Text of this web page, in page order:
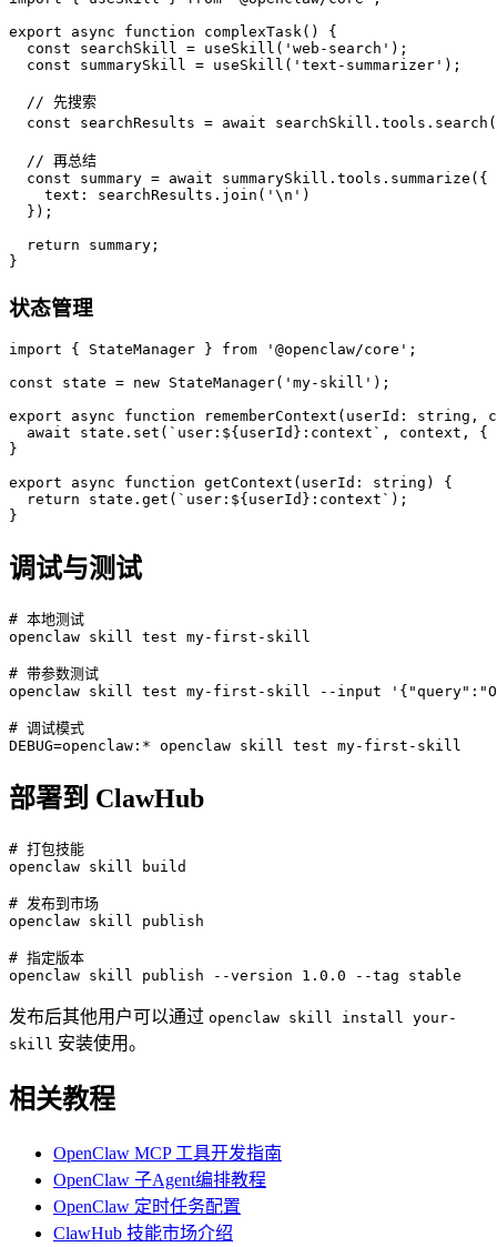
export async function complexTask() {
  const searchSkill = useSkill('web-search');
  const summarySkill = useSkill('text-summarizer');
  // 先搜索
const searchResults = await
  // 再总结
  const summary = await summarySkill.tools.summarize({
    text: searchResults.join('\n')
  });
  return summary;
}
状态管理
import { StateManager } from '@openclaw/core';
const state = new StateManager('my-skill');
export async function rememberContext(userId:
await state.set(`user:${userId}:context`, context, {
}
export async function getContext(userId: string) {
  return state.get(`user:${userId}:context`);
}
调试与测试
# 本地测试
openclaw skill test my-first-skill
# 带参数测试
openclaw skill test my-first-skill --input
# 调试模式
DEBUG=openclaw:* openclaw skill test my-first-skill
部署到 ClawHub
# 打包技能
openclaw skill build
# 发布到市场
openclaw skill publish
# 指定版本
openclaw skill publish --version 1.0.0 --tag stable
发布后其他用户可以通过 openclaw skill install your-
skill 安装使用。
相关教程
OpenClaw MCP 工具开发指南
OpenClaw 子Agent编排教程
OpenClaw 定时任务配置
ClawHub 技能市场介绍